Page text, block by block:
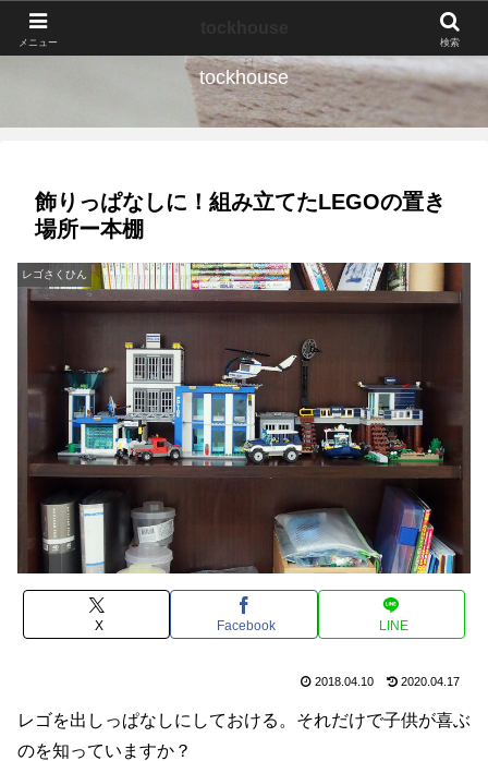
tockhouse
飾りっぱなしに！組み立てたLEGOの置き
場所ー本棚
レゴさくひん
X Facebook LINE
2018.04.10 2020.04.17
レゴを出しっぱなしにしておける。それだけで子供が喜ぶ
のを知っていますか？
メニュー 検索